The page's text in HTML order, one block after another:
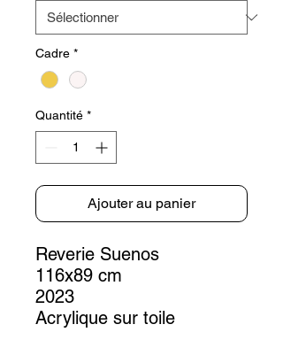
Cadre *
Quantité *
Ajouter au panier
Reverie Suenos
116x89 cm
2023
Acrylique sur toile